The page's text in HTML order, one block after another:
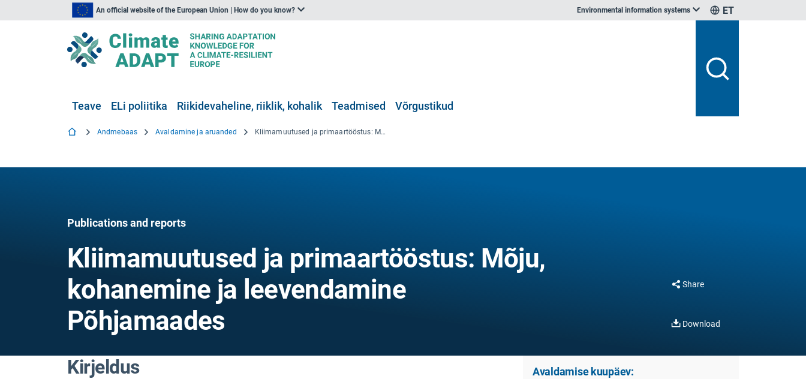
An official website of the European Union | How do you know? Environmental information systems ET
Teave ELi poliitika Riikidevaheline, riiklik, kohalik Teadmised Võrgustikud
Andmebaas Avaldamine ja aruanded Kliimamuutused ja primaartööstus: Mõju, kohanemine ja leevendamine Põhjamaades
Publications and reports
Kliimamuutused ja primaartööstus: Mõju,
kohanemine ja leevendamine
Põhjamaades
Share
Download
Kirjeldus Avaldamise kuupäev: